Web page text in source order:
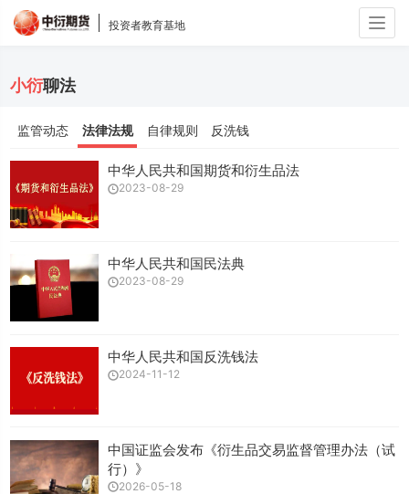
投资者教育基地
小衍聊法
监管动态 法律法规 自律规则 反洗钱
中华人民共和国期货和衍生品法
2023-08-29
中华人民共和国民法典
2023-08-29
中华人民共和国反洗钱法
2024-11-12
中国证监会发布《衍生品交易监督管理办法（试
行）》
2026-05-18